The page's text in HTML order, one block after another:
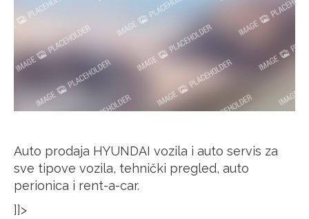
Auto prodaja HYUNDAI vozila i auto servis za
sve tipove vozila, tehnički pregled, auto
perionica i rent-a-car.
]]>